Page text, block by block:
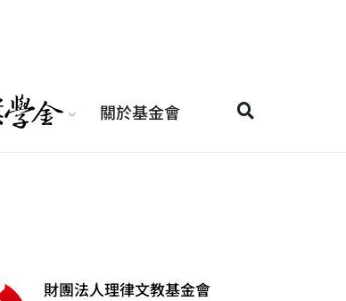
關於基金會
財團法人理律文教基金會